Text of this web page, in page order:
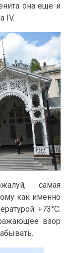
она еще и
IV.
самая
как именно
+73°С.
взор